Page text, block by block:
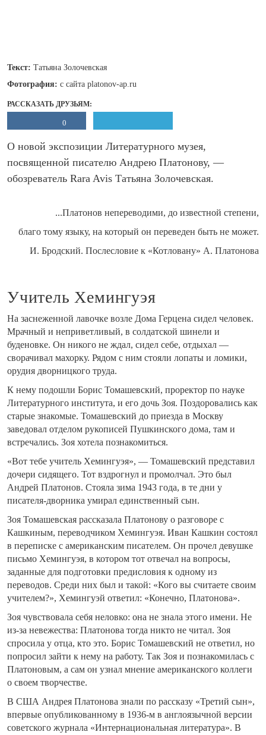
Текст: Татьяна Золочевская
Фотография: с сайта platonov-ap.ru
РАССКАЗАТЬ ДРУЗЬЯМ:
0
О новой экспозиции Литературного музея,
посвященной писателю Андрею Платонову, —
обозреватель Rara Avis Татьяна Золочевская.
...Платонов непереводими, до известной степени,
благо тому языку, на который он переведен быть не может.
И. Бродский. Послесловие к «Котловану» А. Платонова
Учитель Хемингуэя
На заснеженной лавочке возле Дома Герцена сидел человек.
Мрачный и неприветливый, в солдатской шинели и
буденовке. Он никого не ждал, сидел себе, отдыхал —
сворачивал махорку. Рядом с ним стояли лопаты и ломики,
орудия дворницкого труда.
К нему подошли Борис Томашевский, проректор по науке
Литературного института, и его дочь Зоя. Поздоровались как
старые знакомые. Томашевский до приезда в Москву
заведовал отделом рукописей Пушкинского дома, там и
встречались. Зоя хотела познакомиться.
«Вот тебе учитель Хемингуэя», — Томашевский представил
дочери сидящего. Тот вздрогнул и промолчал. Это был
Андрей Платонов. Стояла зима 1943 года, в те дни у
писателя-дворника умирал единственный сын.
Зоя Томашевская рассказала Платонову о разговоре с
Кашкиным, переводчиком Хемингуэя. Иван Кашкин состоял
в переписке с американским писателем. Он прочел девушке
письмо Хемингуэя, в котором тот отвечал на вопросы,
заданные для подготовки предисловия к одному из
переводов. Среди них был и такой: «Кого вы считаете своим
учителем?», Хемингуэй ответил: «Конечно, Платонова».
Зоя чувствовала себя неловко: она не знала этого имени. Не
из-за невежества: Платонова тогда никто не читал. Зоя
спросила у отца, кто это. Борис Томашевский не ответил, но
попросил зайти к нему на работу. Так Зоя и познакомилась с
Платоновым, а сам он узнал мнение американского коллеги
о своем творчестве.
В США Андрея Платонова знали по рассказу «Третий сын»,
впервые опубликованному в 1936-м в англоязычной версии
советского журнала «Интернациональная литература». В